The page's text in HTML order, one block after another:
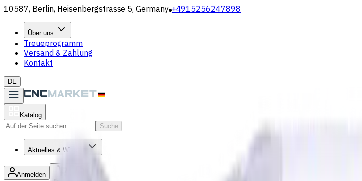
10587, Berlin, Heisenbergstrasse 5, Germany +4915256247898
Über uns
Treueprogramm
Versand & Zahlung
Kontakt
DE
Katalog
Suche
Aktuelles & Wissen
Anmelden